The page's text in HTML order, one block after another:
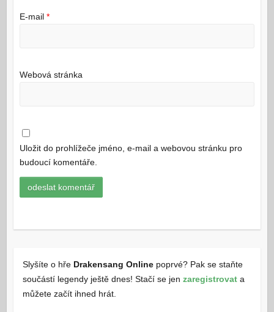
E-mail *
Webová stránka
Uložit do prohlížeče jméno, e-mail a webovou stránku pro
budoucí komentáře.
Slyšíte o hře Drakensang Onlinepoprvé? Pak se staňte
součástí legendy ještě dnes! Stačí se jen zaregistrovata
můžete začít ihned hrát.